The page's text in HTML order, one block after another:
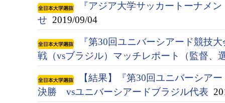
『アジア大学サッカートーナメ
せ 2019/09/04
『第30回ユニバーシアード競技
戦（vsブラジル）マッチレポート（監督、
【結果】『第30回ユニバーシア
決勝 vsユニバーシアードブラジル代表